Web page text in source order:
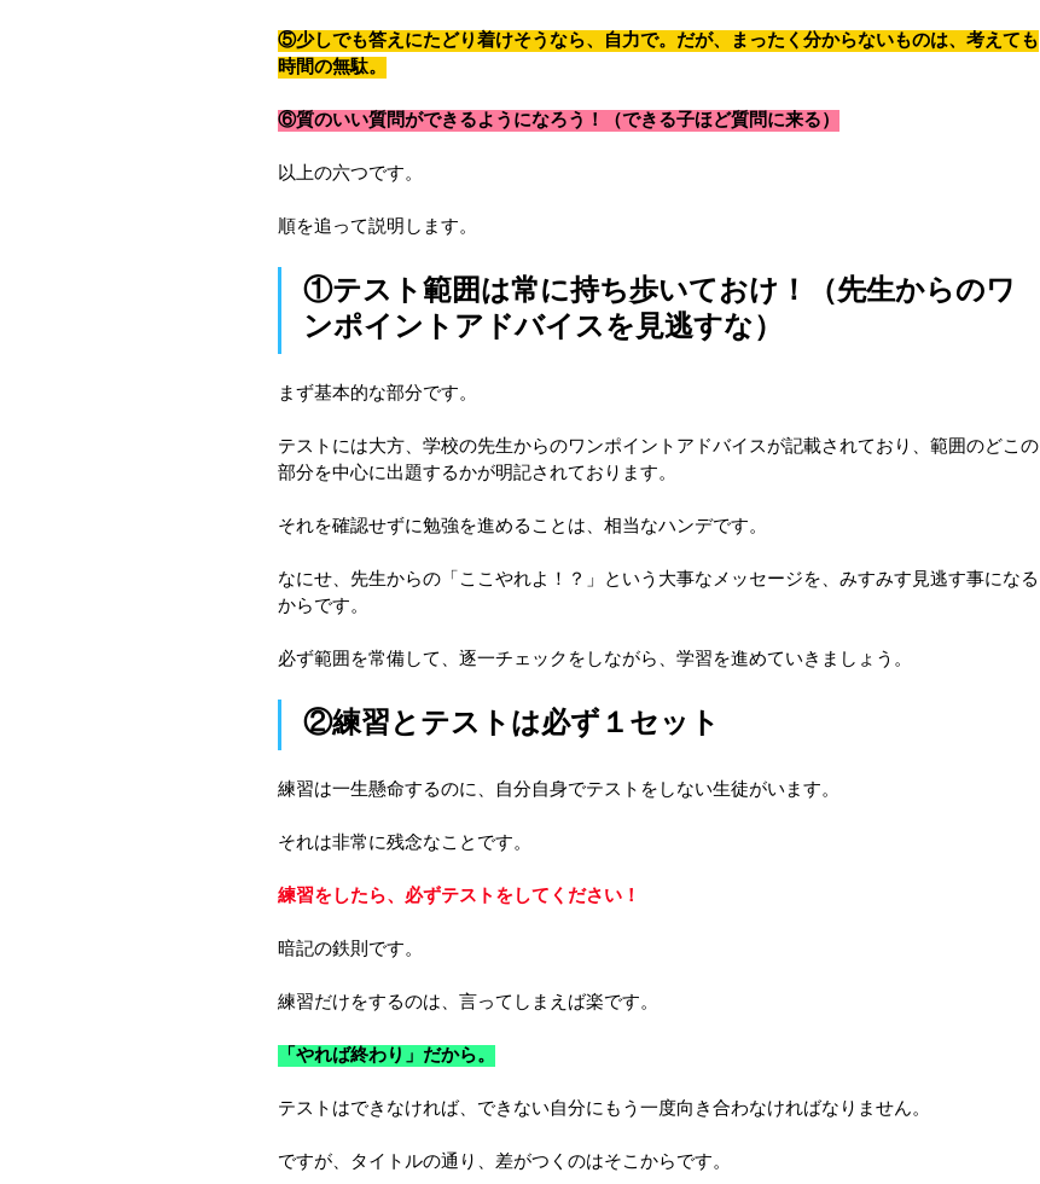
⑤少しでも答えにたどり着けそうなら、自力で。だが、まったく分からないものは、考えても
時間の無駄。
⑥質のいい質問ができるようになろう！（できる子ほど質問に来る）
以上の六つです。
順を追って説明します。
①テスト範囲は常に持ち歩いておけ！（先生からのワ
ンポイントアドバイスを見逃すな）
まず基本的な部分です。
テストには大方、学校の先生からのワンポイントアドバイスが記載されており、範囲のどこの
部分を中心に出題するかが明記されております。
それを確認せずに勉強を進めることは、相当なハンデです。
なにせ、先生からの「ここやれよ！？」という大事なメッセージを、みすみす見逃す事になる
からです。
必ず範囲を常備して、逐一チェックをしながら、学習を進めていきましょう。
②練習とテストは必ず１セット
練習は一生懸命するのに、自分自身でテストをしない生徒がいます。
それは非常に残念なことです。
練習をしたら、必ずテストをしてください！
暗記の鉄則です。
練習だけをするのは、言ってしまえば楽です。
「やれば終わり」だから。
テストはできなければ、できない自分にもう一度向き合わなければなりません。
ですが、タイトルの通り、差がつくのはそこからです。